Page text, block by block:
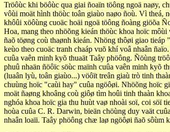
Tröôùc khi böôùc qua giai ñoaïn töông ngoä naøy,
vôùi moät hình thöùc toân giaùo naøo ñoù. Vì theá,
khôûi xöôùng cuoäc hoäi ngoä töông ñoàng giöõa
Hoa, mang theo nhöõng kieán thöùc khoa hoïc
ñaõ töøng coù thaønh kieán. Nhöng thôøi giao tieáp
keùo theo cuoäc tranh chaáp vuõ khí voâ nhaân
cuûa vaên minh kyõ thuaät Taây phöông. Ñöùng
phuû nhaän ñöôïc söùc maïnh cuûa vaên minh kyõ
(luaân lyù, toân giaùo...) vöôït treân giaù trò tinh
chuùng hoïc "caùi hay" cuûa ngöôøi. Nhöõng hoïc
moät ñaøng khoâng coù giôø tìm hoûi tinh thaàn
nghóa khoa hoïc gia thu huùt vaø nhoài soï, coi söï
hoùa cuûa C. R. Darwin, bieän chöùng duy vaät
nhaân loaïi. Taây phöông chæ laø ngöôøi ñaõ sôùm